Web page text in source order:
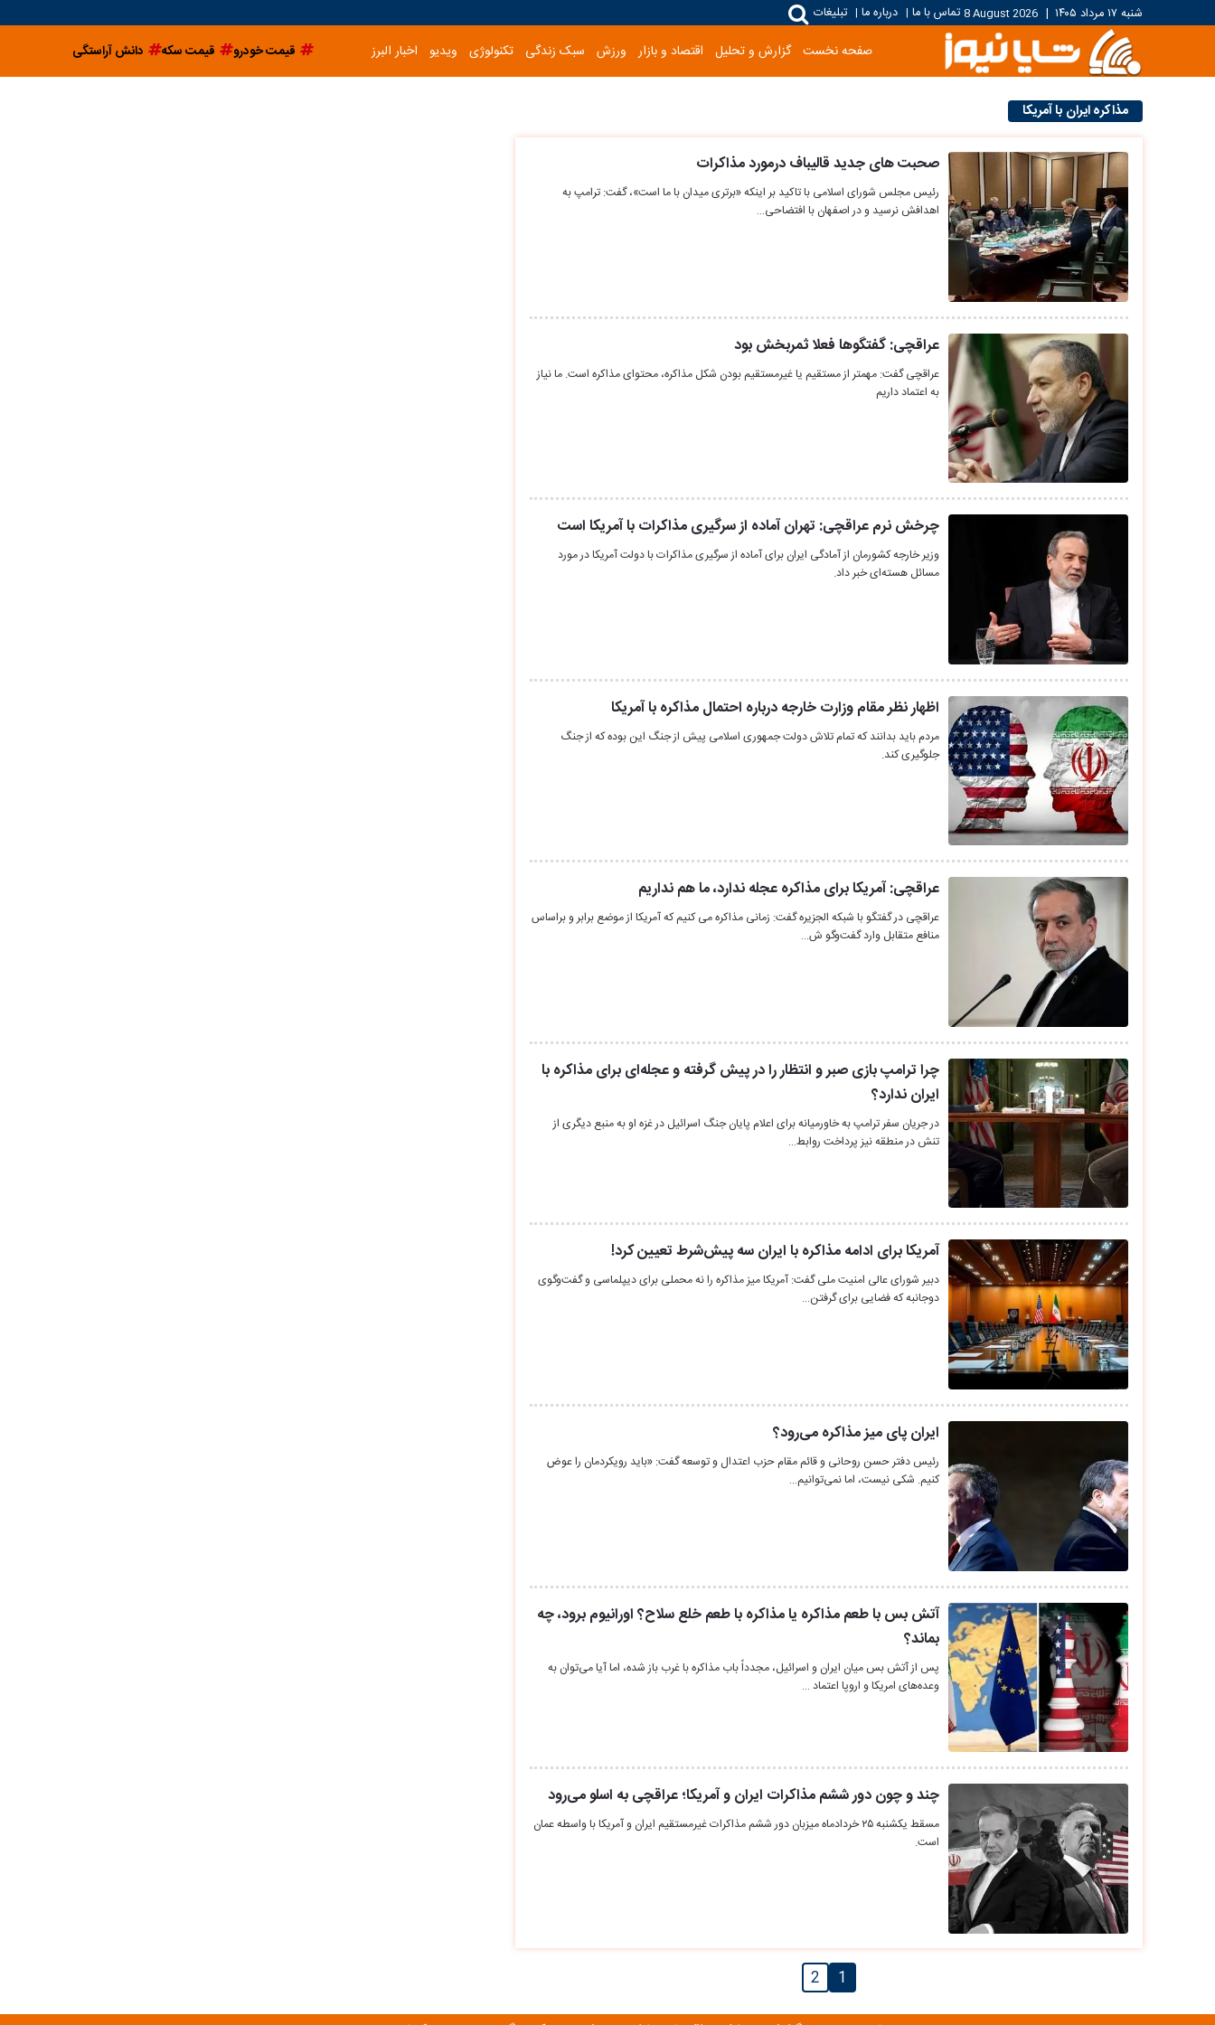
شنبه ۱۷ مرداد ۱۴۰۵ |
8 August 2026تماس با ما | درباره ما | تبلیغات
صفحه نخست گزارش و تحلیل اقتصاد و بازار ورزش سبک زندگی تکنولوژی ویدیو اخبار البرز قیمت خودرو قیمت سکه دانش آراستگی
مذاکره ایران با آمریکا
صحبت های جدید قالیباف درمورد مذاکرات
رئیس مجلس شورای اسلامی با تاکید بر اینکه «برتری میدان با ما است»، گفت: ترامپ به
اهدافش نرسید و در اصفهان با افتضاحی…
عراقچی: گفتگوها فعلا ثمربخش بود
عراقچی گفت: مهمتر از مستقیم یا غیرمستقیم بودن شکل مذاکره، محتوای مذاکره است. ما نیاز
به اعتماد داریم
چرخش نرم عراقچی: تهران آماده از سرگیری مذاکرات با آمریکا است
وزیر خارجه کشورمان از آمادگی ایران برای آماده از سرگیری مذاکرات با دولت آمریکا در مورد
مسائل هسته‌ای خبر داد.
اظهار نظر مقام وزارت خارجه درباره احتمال مذاکره با آمریکا
مردم باید بدانند که تمام تلاش دولت جمهوری اسلامی پیش از جنگ این بوده که از جنگ
جلوگیری کند.
عراقچی: آمریکا برای مذاکره عجله ندارد، ما هم نداریم
عراقچی در گفتگو با شبکه الجزیره گفت: زمانی مذاکره می کنیم که آمریکا از موضع برابر و براساس
منافع متقابل وارد گفت‌وگو ش…
چرا ترامپ بازی صبر و انتظار را در پیش گرفته و عجله‌ای برای مذاکره با
ایران ندارد؟
در جریان سفر ترامپ به خاورمیانه برای اعلام پایان جنگ اسرائیل در غزه او به منبع دیگری از
تنش در منطقه نیز پرداخت روابط…
آمریکا برای ادامه مذاکره با ایران سه پیش‌شرط تعیین کرد!
دبیر شورای عالی امنیت ملی گفت: آمریکا میز مذاکره را نه محملی برای دیپلماسی و گفت‌وگوی
دوجانبه که فضایی برای گرفتن…
ایران پای میز مذاکره می‌رود؟
رئیس دفتر حسن روحانی و قائم مقام حزب اعتدال و توسعه گفت: «باید رویکردمان را عوض
کنیم. شکی نیست، اما نمی‌توانیم…
آتش بس با طعم مذاکره یا مذاکره با طعم خلع سلاح؟ اورانیوم برود، چه
بماند؟
پس از آتش بس میان ایران و اسرائیل، مجدداً باب مذاکره با غرب باز شده، اما آیا می‌توان به
وعده‌های امریکا و اروپا اعتماد …
چند و چون دور ششم مذاکرات ایران و آمریکا؛ عراقچی به اسلو می‌رود
مسقط یکشنبه ۲۵ خردادماه میزبان دور ششم مذاکرات غیرمستقیم ایران و آمریکا با واسطه عمان
است.
1
2